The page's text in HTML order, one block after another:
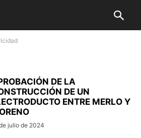
DE LA
DE UN
ENTRE MERLO Y
julio de 2024